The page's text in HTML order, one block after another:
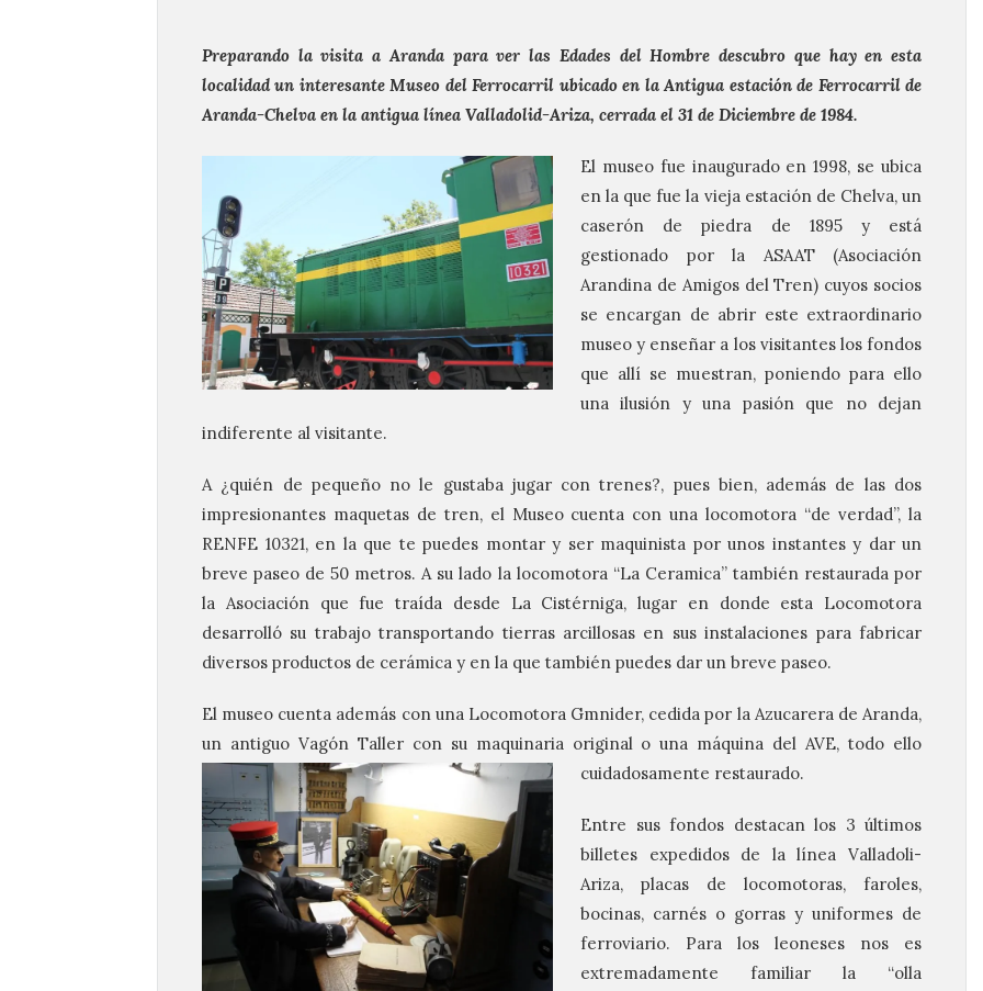
Preparando la visita a Aranda para ver las Edades del Hombre descubro que hay en esta
localidad un interesante Museo del Ferrocarril ubicado en la Antigua estación de Ferrocarril de
Aranda-Chelva en la antigua línea Valladolid-Ariza, cerrada el 31 de Diciembre de 1984.
El museo fue inaugurado en 1998, se ubica
en la que fue la vieja estación de Chelva, un
caserón de piedra de 1895 y está
gestionado por la ASAAT (Asociación
Arandina de Amigos del Tren) cuyos socios
se encargan de abrir este extraordinario
museo y enseñar a los visitantes los fondos
que allí se muestran, poniendo para ello
una ilusión y una pasión que no dejan
indiferente al visitante.
A ¿quién de pequeño no le gustaba jugar con trenes?, pues bien, además de las dos
impresionantes maquetas de tren, el Museo cuenta con una locomotora “de verdad”, la
RENFE 10321, en la que te puedes montar y ser maquinista por unos instantes y dar un
breve paseo de 50 metros. A su lado la locomotora “La Ceramica” también restaurada por
la Asociación que fue traída desde La Cistérniga, lugar en donde esta Locomotora
desarrolló su trabajo transportando tierras arcillosas en sus instalaciones para fabricar
diversos productos de cerámica y en la que también puedes dar un breve paseo.
El museo cuenta además con una Locomotora Gmnider, cedida por la Azucarera de Aranda,
un antiguo Vagón Taller con su maquinaria original o una máquina del AVE, todo ello
cuidadosamente restaurado.
Entre sus fondos destacan los 3 últimos
billetes expedidos de la línea Valladoli-
Ariza, placas de locomotoras, faroles,
bocinas, carnés o gorras y uniformes de
ferroviario. Para los leoneses nos es
extremadamente familiar la “olla